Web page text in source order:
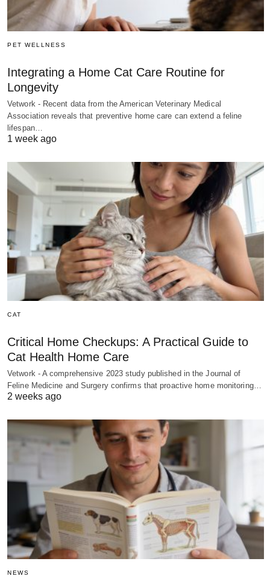
PET WELLNESS
Integrating a Home Cat Care Routine for
Longevity
Vetwork - Recent data from the American Veterinary Medical
Association reveals that preventive home care can extend a feline
lifespan…
1 week ago
CAT
Critical Home Checkups: A Practical Guide to
Cat Health Home Care
Vetwork - A comprehensive 2023 study published in the Journal of
Feline Medicine and Surgery confirms that proactive home monitoring…
2 weeks ago
NEWS